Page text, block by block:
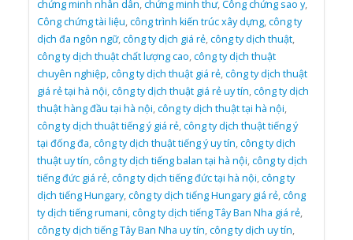
chứng minh nhân dân,chứng minh thư,Công chứng sao y,
Công chứng tài liệu,công trình kiến trúc xây dựng,công ty
dịch đa ngôn ngữ,công ty dịch giá rẻ,công ty dịch thuật,
công ty dịch thuật chất lượng cao,công ty dịch thuật
chuyên nghiệp,công ty dịch thuật giá rẻ,công ty dịch thuật
giá rẻ tại hà nội,công ty dịch thuật giá rẻ uy tín,công ty dịch
thuật hàng đầu tại hà nội,công ty dịch thuật tại hà nội,
công ty dịch thuật tiếng ý giá rẻ,công ty dịch thuật tiếng ý
tại đống đa,công ty dịch thuật tiếng ý uy tín,công ty dịch
thuật uy tín,công ty dịch tiếng balan tại hà nội,công ty dịch
tiếng đức giá rẻ,công ty dịch tiếng đức tại hà nội,công ty
dịch tiếng Hungary,công ty dịch tiếng Hungary giá rẻ,công
ty dịch tiếng rumani,công ty dịch tiếng Tây Ban Nha giá rẻ,
công ty dịch tiếng Tây Ban Nha uy tín,công ty dịch uy tín,